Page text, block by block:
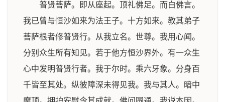
普贤菩萨。即从座起。顶礼佛足。而白佛言。
我已曾与恒沙如来为法王子。十方如来。教其弟子
菩萨根者修普贤行。从我立名。世尊。我用心闻。
分别众生所有知见。若于他方恒沙界外。有一众生
心中发明普贤行者。我于尔时。乘六牙象。分身百
千皆至其处。纵彼障深未得见我。我与其人。暗中